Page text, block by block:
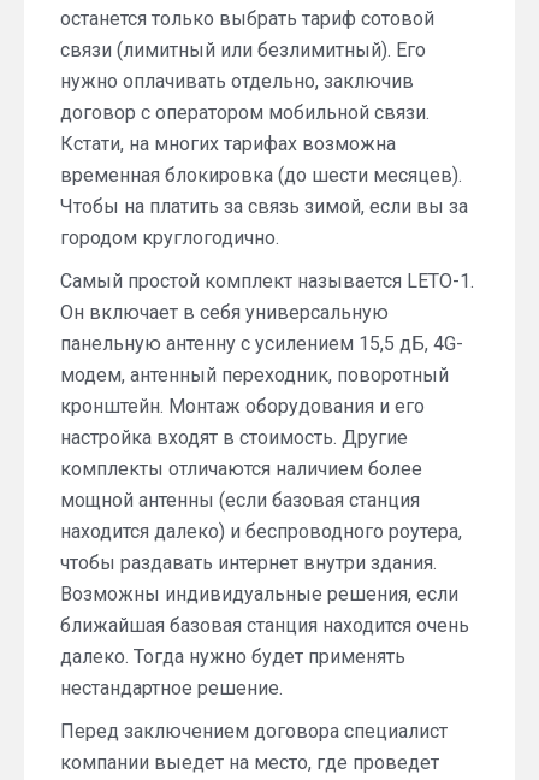
останется только выбрать тариф сотовой
связи (лимитный или безлимитный). Его
нужно оплачивать отдельно, заключив
договор с оператором мобильной связи.
Кстати, на многих тарифах возможна
временная блокировка (до шести месяцев).
Чтобы на платить за связь зимой, если вы за
городом круглогодично.
Самый простой комплект называется LETO-1.
Он включает в себя универсальную
панельную антенну с усилением 15,5 дБ, 4G-
модем, антенный переходник, поворотный
кронштейн. Монтаж оборудования и его
настройка входят в стоимость. Другие
комплекты отличаются наличием более
мощной антенны (если базовая станция
находится далеко) и беспроводного роутера,
чтобы раздавать интернет внутри здания.
Возможны индивидуальные решения, если
ближайшая базовая станция находится очень
далеко. Тогда нужно будет применять
нестандартное решение.
Перед заключением договора специалист
компании выедет на место, где проведет